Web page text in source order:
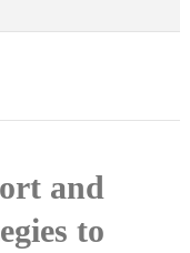
and
to